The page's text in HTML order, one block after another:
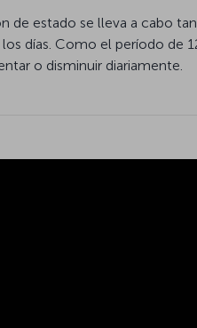
de estado se lleva a cabo
días. Como el período de
o disminuir diariamente.